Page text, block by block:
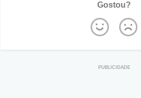
Gostou?